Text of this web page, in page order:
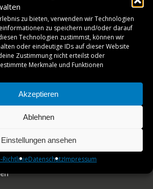
zu bieten, verwenden wir Technologien
zu speichern und/oder darauf
Technologien zustimmst, können wir
oder eindeutige IDs auf dieser Website
Zustimmung nicht erteilst oder
Merkmale und Funktionen
Akzeptieren
Ablehnen
Einstellungen ansehen
RichtlinieDatenschutzImpressum
Gr. 2, VR):
19 II
Spiellokal 1: Turnhalle
Str. 14, 88416
Gr. 2, VR):
TTF Jungen 14 I
II
Spiellokal 3: TT-
Riedstraße 42, 88416
Bad Saulgau I
Riedstraße 42, 88416
MANNSCHAFT
TICKETS
VEREINSSHOP
PARTNER
JOBS
KONTAKT